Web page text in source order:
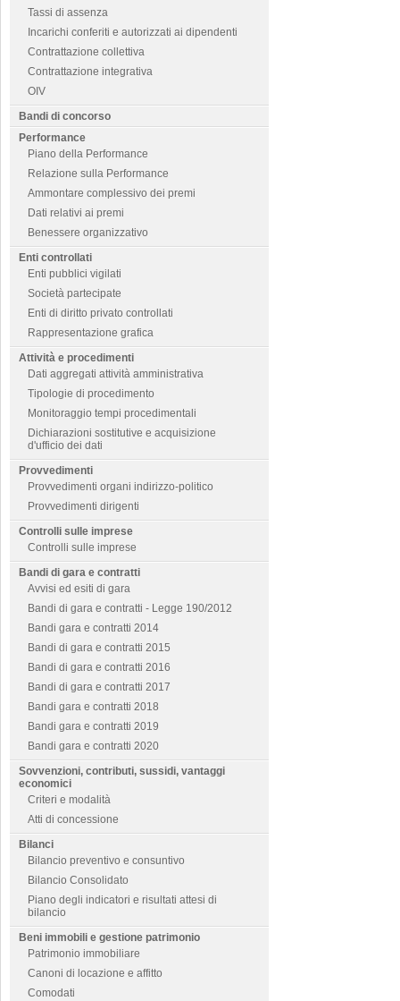
Tassi di assenza
Incarichi conferiti e autorizzati ai dipendenti
Contrattazione collettiva
Contrattazione integrativa
OIV
Bandi di concorso
Performance
Piano della Performance
Relazione sulla Performance
Ammontare complessivo dei premi
Dati relativi ai premi
Benessere organizzativo
Enti controllati
Enti pubblici vigilati
Società partecipate
Enti di diritto privato controllati
Rappresentazione grafica
Attività e procedimenti
Dati aggregati attività amministrativa
Tipologie di procedimento
Monitoraggio tempi procedimentali
Dichiarazioni sostitutive e acquisizione
d'ufficio dei dati
Provvedimenti
Provvedimenti organi indirizzo-politico
Provvedimenti dirigenti
Controlli sulle imprese
Controlli sulle imprese
Bandi di gara e contratti
Avvisi ed esiti di gara
Bandi di gara e contratti - Legge 190/2012
Bandi gara e contratti 2014
Bandi di gara e contratti 2015
Bandi di gara e contratti 2016
Bandi di gara e contratti 2017
Bandi gara e contratti 2018
Bandi gara e contratti 2019
Bandi gara e contratti 2020
Sovvenzioni, contributi, sussidi, vantaggi
economici
Criteri e modalità
Atti di concessione
Bilanci
Bilancio preventivo e consuntivo
Bilancio Consolidato
Piano degli indicatori e risultati attesi di
bilancio
Beni immobili e gestione patrimonio
Patrimonio immobiliare
Canoni di locazione e affitto
Comodati